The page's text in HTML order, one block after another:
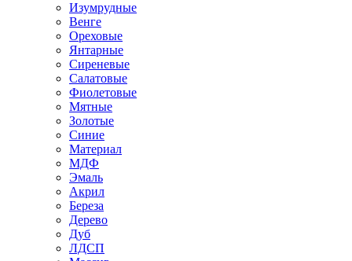
Изумрудные
Венге
Ореховые
Янтарные
Сиреневые
Салатовые
Фиолетовые
Мятные
Золотые
Синие
Материал
МДФ
Эмаль
Акрил
Береза
Дерево
Дуб
ЛДСП